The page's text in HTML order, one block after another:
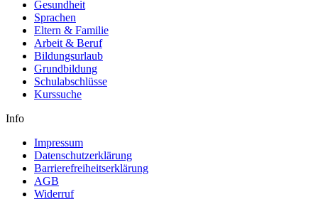
Gesundheit
Sprachen
Eltern & Familie
Arbeit & Beruf
Bildungsurlaub
Grundbildung
Schulabschlüsse
Kurssuche
Info
Impressum
Datenschutzerklärung
Barrierefreiheitserklärung
AGB
Widerruf